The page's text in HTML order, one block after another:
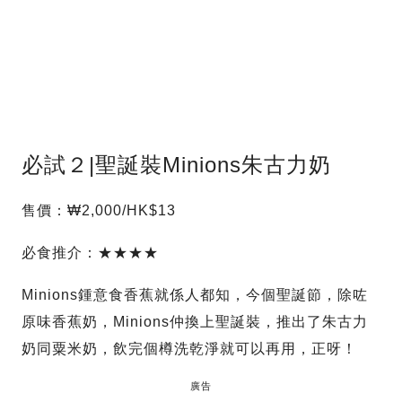
必試２|聖誕裝Minions朱古力奶
售價：₩2,000/HK$13
必食推介：★★★★
Minions鍾意食香蕉就係人都知，今個聖誕節，除咗
原味香蕉奶，Minions仲換上聖誕裝，推出了朱古力
奶同粟米奶，飲完個樽洗乾淨就可以再用，正呀！
廣告